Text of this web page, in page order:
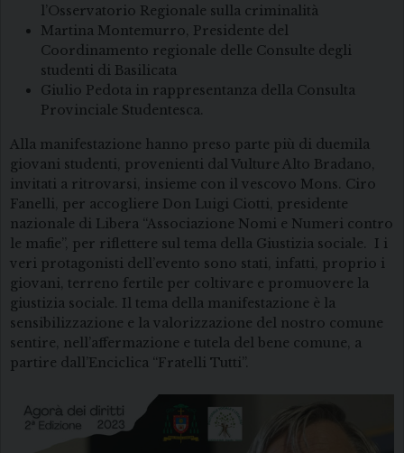
l’Osservatorio Regionale sulla criminalità
Martina Montemurro, Presidente del
Coordinamento regionale delle Consulte degli
studenti di Basilicata
Giulio Pedota in rappresentanza della Consulta
Provinciale Studentesca.
Alla manifestazione hanno preso parte più di duemila
giovani studenti, provenienti dal Vulture Alto Bradano,
invitati a ritrovarsi, insieme con il vescovo Mons. Ciro
Fanelli, per accogliere Don Luigi Ciotti, presidente
nazionale di Libera “Associazione Nomi e Numeri contro
le mafie”, per riflettere sul tema della Giustizia sociale. I i
veri protagonisti dell’evento sono stati, infatti, proprio i
giovani, terreno fertile per coltivare e promuovere la
giustizia sociale. Il tema della manifestazione è la
sensibilizzazione e la valorizzazione del nostro comune
sentire, nell’affermazione e tutela del bene comune, a
partire dall’Enciclica “Fratelli Tutti”.